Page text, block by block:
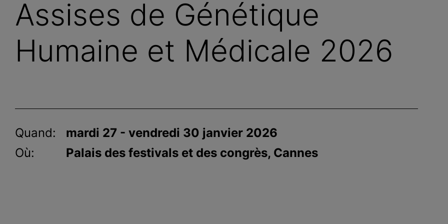
Assises de Génétique
Humaine et Médicale 2026
Quand:
mardi 27 - vendredi 30 janvier 2026
Où:
Palais des festivals et des congrès, Cannes